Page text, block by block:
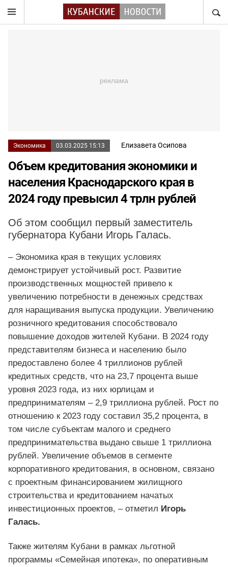
Экономика 03.03.2025 15:13 Елизавета Осипова
Объем кредитования экономики и
населения Краснодарского края в
2024 году превысил 4 трлн рублей
Об этом сообщил первый заместитель
губернатора Кубани Игорь Галась.
– Экономика края в текущих условиях
демонстрирует устойчивый рост. Развитие
производственных мощностей привело к
увеличению потребности в денежных средствах
для наращивания выпуска продукции. Увеличению
розничного кредитования способствовало
повышение доходов жителей Кубани. В 2024 году
представителям бизнеса и населению было
предоставлено более 4 триллионов рублей
кредитных средств, что на 23,7 процента выше
уровня 2023 года, из них юрлицам и
предпринимателям – 2,9 триллиона рублей. Рост по
отношению к 2023 году составил 35,2 процента, в
том числе субъектам малого и среднего
предпринимательства выдано свыше 1 триллиона
рублей. Увеличение объемов в сегменте
корпоративного кредитования, в основном, связано
с проектным финансированием жилищного
строительства и кредитованием начатых
инвестиционных проектов, – отметил Игорь
Галась.
Также жителям Кубани в рамках льготной
программы «Семейная ипотека», по оперативным